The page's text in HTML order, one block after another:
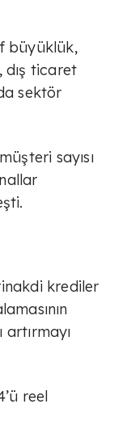
büyüklük,
dış ticaret
sektör
sayısı
krediler
reel